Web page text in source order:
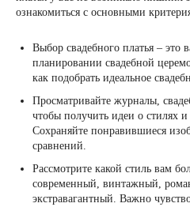
ознакомиться с основными
Выбор свадебного платья – это
планировании свадебной
как подобрать идеальное
Просматривайте журналы,
чтобы получить идеи о стилях
Сохраняйте понравившиеся
сравнений.
Рассмотрите какой стиль вам
современный, винтажный,
экстравагантный. Важно